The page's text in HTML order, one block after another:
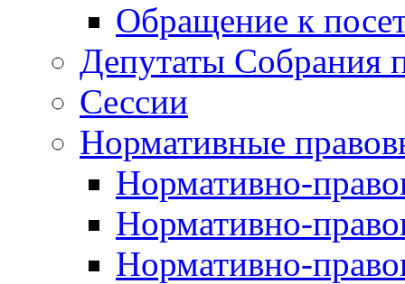
Обращение к
Депутаты Собрания
Сессии
Нормативные
Нормативно-
Нормативно-
Нормативно-